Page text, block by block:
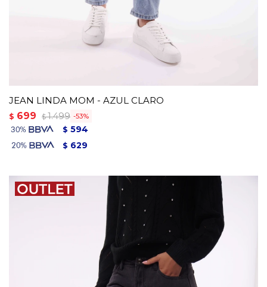
JEAN LINDA MOM - AZUL CLARO
$ 699 $ 1.499 53
$ 594
$ 629